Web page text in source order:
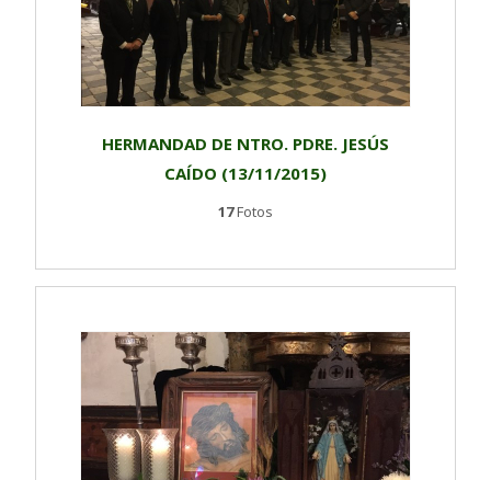
HERMANDAD DE NTRO. PDRE. JESÚS
CAÍDO (13/11/2015)
17Fotos